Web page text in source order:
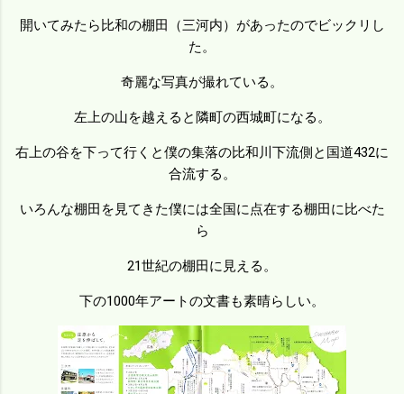
開いてみたら比和の棚田（三河内）があったのでビックリし
た。
奇麗な写真が撮れている。
左上の山を越えると隣町の西城町になる。
右上の谷を下って行くと僕の集落の比和川下流側と国道432に
合流する。
いろんな棚田を見てきた僕には全国に点在する棚田に比べた
ら
21世紀の棚田に見える。
下の1000年アートの文書も素晴らしい。